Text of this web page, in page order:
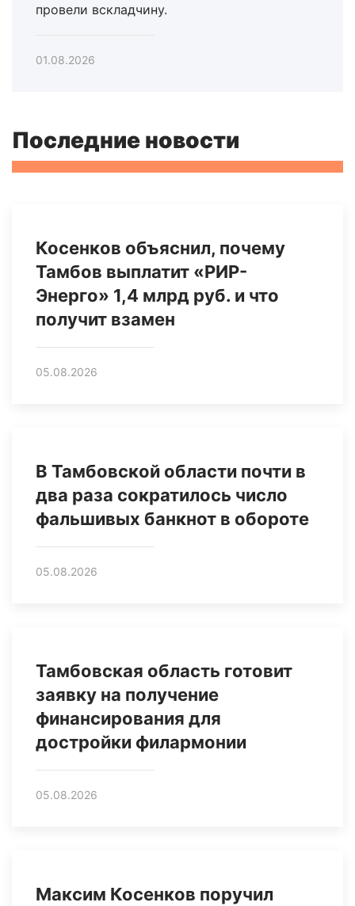
провели вскладчину.
01.08.2026
Последние новости
Косенков объяснил, почему
Тамбов выплатит «РИР-
Энерго» 1,4 млрд руб. и что
получит взамен
05.08.2026
В Тамбовской области почти в
два раза сократилось число
фальшивых банкнот в обороте
05.08.2026
Тамбовская область готовит
заявку на получение
финансирования для
достройки филармонии
05.08.2026
Максим Косенков поручил